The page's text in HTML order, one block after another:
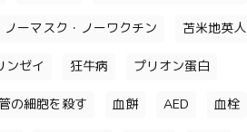
ノーマスク・ノーワクチン 苫米地英人
ンゼイ 狂牛病 プリオン蛋白
の細胞を殺す 血餅 AED 血栓